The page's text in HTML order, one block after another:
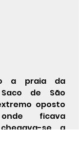
de São
oposto
ficava
se a